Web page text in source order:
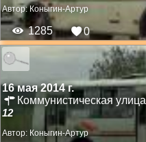
Автор:Коныгин-Артур
1285 0
16 мая 2014 г.
Коммунистическая улица
12
Автор: Коныгин-Артур